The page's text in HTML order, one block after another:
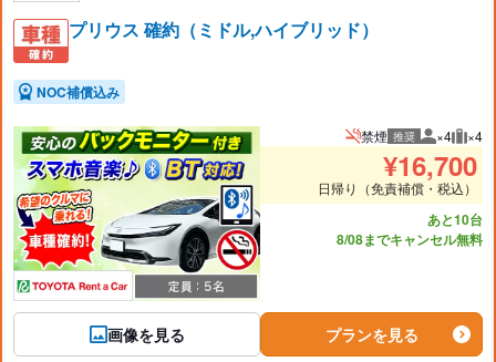
プリウス 確約（ミドル,ハイブリッド）
NOC補償込み
画像を見る
禁煙 推奨 推奨人数
×4 推奨
×4
¥16,700
日帰り（免責補償・税込）
あと10台
8/08までキャンセル無料
プランを見る